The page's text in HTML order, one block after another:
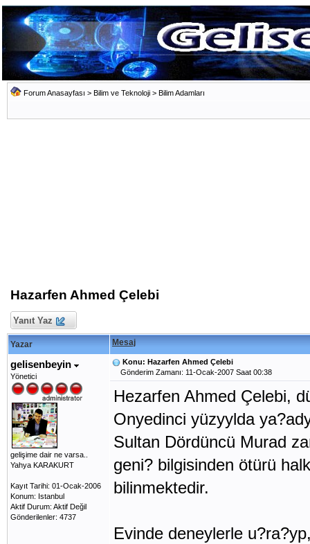
Forum Anasayfası > Bilim ve Teknoloji > Bilim Adamları
Hazarfen Ahmed Çelebi
Yanıt Yaz
Yazar Mesaj
gelisenbeyin
Yönetici
gelişime dair ne varsa..
Yahya KARAKURT
Kayıt Tarihi: 01-Ocak-2006
Konum: Istanbul
Aktif Durum: Aktif Değil
Gönderilenler: 4737
Konu: Hazarfen Ahmed Çelebi
Gönderim Zamanı: 11-Ocak-2007 Saat 00:38
Hezarfen Ahmed Çelebi,
Onyedinci yüzyylda
Sultan Dördüncü Murad
geni? bilgisinden ötürü
bilinmektedir.
Evinde deneylerle